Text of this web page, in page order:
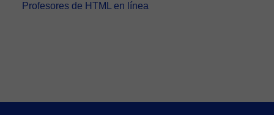
Profesores de HTML en línea